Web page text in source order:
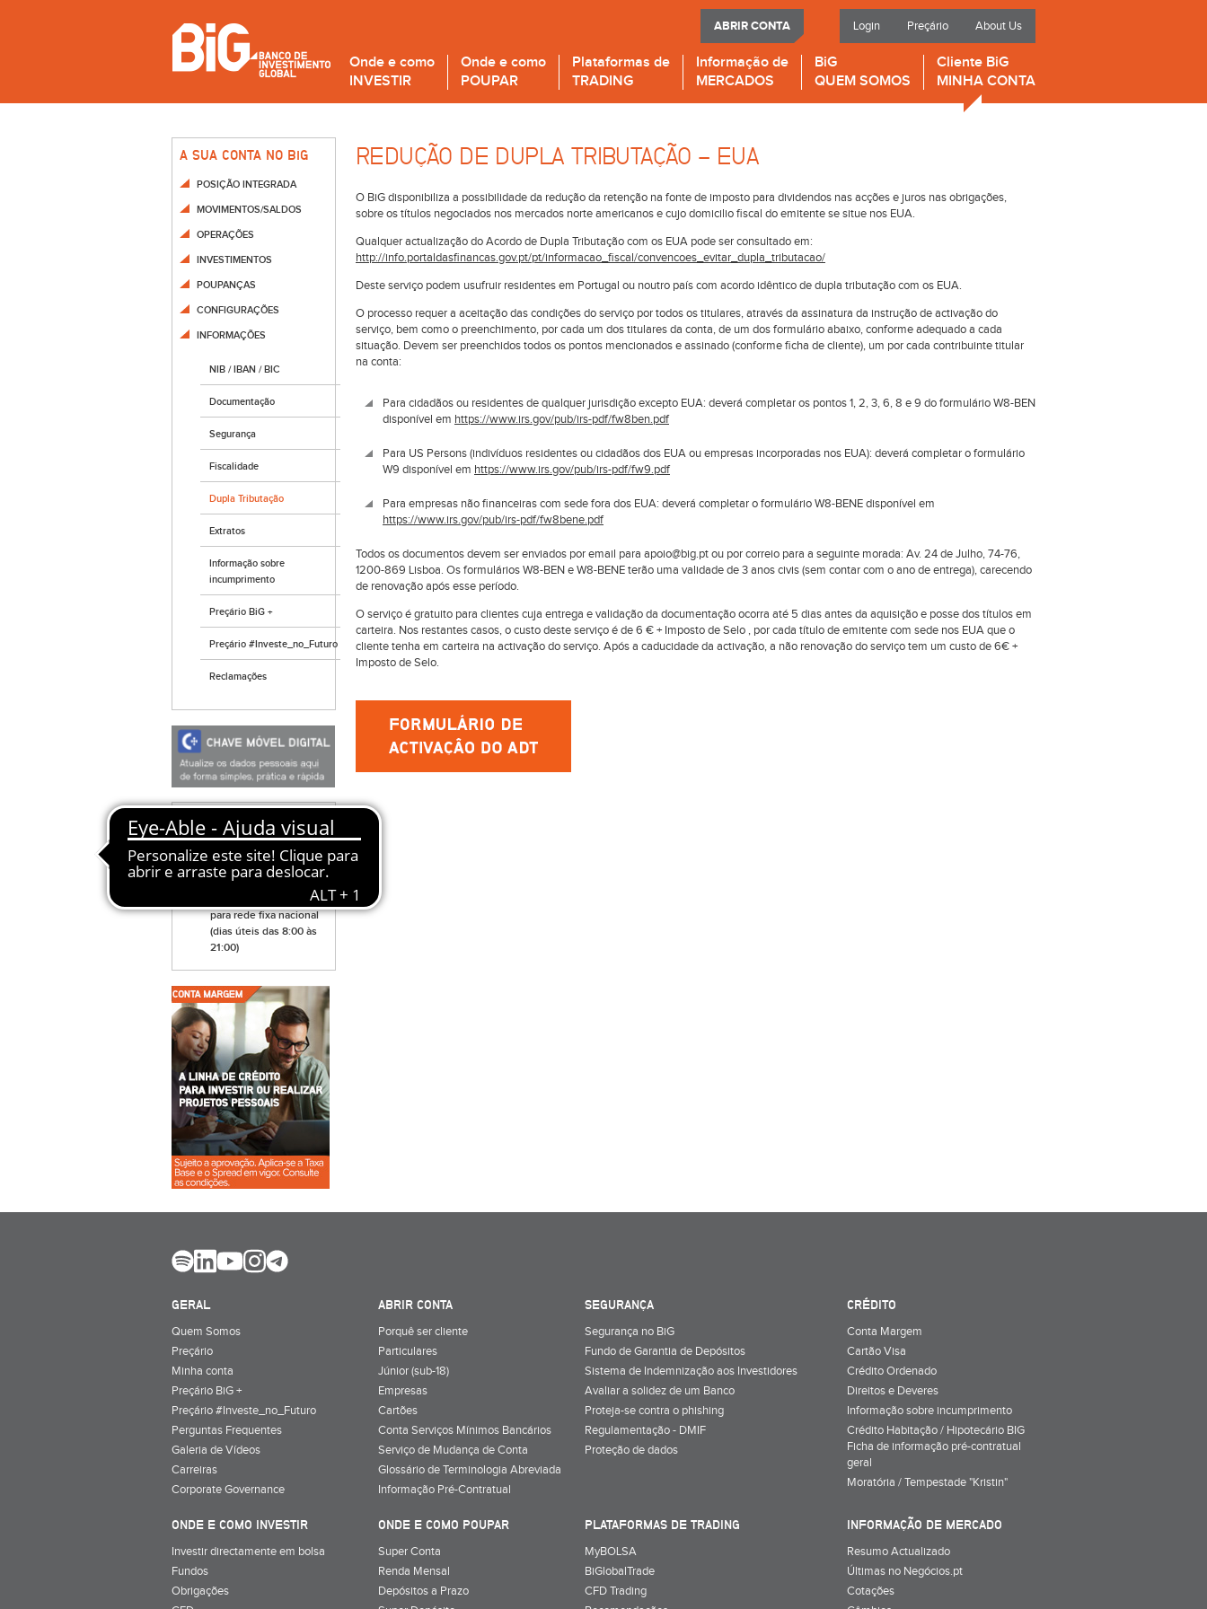
Login Preçário About Us
ABRIR CONTA
Onde e como
INVESTIR
Onde e como
POUPAR
Plataformas de
TRADING
Informação de
MERCADOS
BiG
QUEM SOMOS
Cliente BiG
MINHA CONTA
A SUA CONTA NO BiG
POSIÇÃO INTEGRADA
MOVIMENTOS/SALDOS
OPERAÇÕES
INVESTIMENTOS
POUPANÇAS
CONFIGURAÇÕES
INFORMAÇÕES
NIB / IBAN / BIC
Documentação
Segurança
Fiscalidade
Dupla Tributação
Extratos
Informação sobre
incumprimento
Preçário BiG +
Preçário #Investe_no_Futuro
Reclamações
FALE CONNOSCO
Agências
apoio@big.pt
213 305 377 - chamada
para rede fixa nacional
(dias úteis das 8:00 às
21:00)
REDUÇÃO DE DUPLA TRIBUTAÇÃO - EUA
O BiG disponibiliza a possibilidade da redução da retenção na fonte de imposto para dividendos nas acções e juros nas obrigações,
sobre os títulos negociados nos mercados norte americanos e cujo domicilio fiscal do emitente se situe nos EUA.
Qualquer actualização do Acordo de Dupla Tributação com os EUA pode ser consultado em:
http://info.portaldasfinancas.gov.pt/pt/informacao_fiscal/convencoes_evitar_dupla_tributacao/
Deste serviço podem usufruir residentes em Portugal ou noutro país com acordo idêntico de dupla tributação com os EUA.
O processo requer a aceitação das condições do serviço por todos os titulares, através da assinatura da instrução de activação do
serviço, bem como o preenchimento, por cada um dos titulares da conta, de um dos formulário abaixo, conforme adequado a cada
situação. Devem ser preenchidos todos os pontos mencionados e assinado (conforme ficha de cliente), um por cada contribuinte titular
na conta:
Para cidadãos ou residentes de qualquer jurisdição excepto EUA: deverá completar os pontos 1, 2, 3, 6, 8 e 9 do formulário W8-BEN
disponível em https://www.irs.gov/pub/irs-pdf/fw8ben.pdf
Para US Persons (indivíduos residentes ou cidadãos dos EUA ou empresas incorporadas nos EUA): deverá completar o formulário
W9 disponível em https://www.irs.gov/pub/irs-pdf/fw9.pdf
Para empresas não financeiras com sede fora dos EUA: deverá completar o formulário W8-BENE disponível em
https://www.irs.gov/pub/irs-pdf/fw8bene.pdf
Todos os documentos devem ser enviados por email para apoio@big.pt ou por correio para a seguinte morada: Av. 24 de Julho, 74-76,
1200-869 Lisboa. Os formulários W8-BEN e W8-BENE terão uma validade de 3 anos civis (sem contar com o ano de entrega), carecendo
de renovação após esse período.
O serviço é gratuito para clientes cuja entrega e validação da documentação ocorra até 5 dias antes da aquisição e posse dos títulos em
carteira. Nos restantes casos, o custo deste serviço é de 6 € + Imposto de Selo , por cada título de emitente com sede nos EUA que o
cliente tenha em carteira na activação do serviço. Após a caducidade da activação, a não renovação do serviço tem um custo de 6€ +
Imposto de Selo.
GERAL
Quem Somos
Preçário
Minha conta
Preçário BiG +
Preçário #Investe_no_Futuro
Perguntas Frequentes
Galeria de Vídeos
Carreiras
Corporate Governance
ABRIR CONTA
Porquê ser cliente
Particulares
Júnior (sub-18)
Empresas
Cartões
Conta Serviços Mínimos Bancários
Serviço de Mudança de Conta
Glossário de Terminologia Abreviada
Informação Pré-Contratual
SEGURANÇA
Segurança no BiG
Fundo de Garantia de Depósitos
Sistema de Indemnização aos Investidores
Avaliar a solidez de um Banco
Proteja-se contra o phishing
Regulamentação - DMIF
Proteção de dados
CRÉDITO
Conta Margem
Cartão Visa
Crédito Ordenado
Direitos e Deveres
Informação sobre incumprimento
Crédito Habitação / Hipotecário BIG
Ficha de informação pré-contratual
geral
Moratória / Tempestade "Kristin"
ONDE E COMO INVESTIR
Investir directamente em bolsa
Fundos
Obrigações
ONDE E COMO POUPAR
Super Conta
Renda Mensal
Depósitos a Prazo
PLATAFORMAS DE TRADING
MyBOLSA
BiGlobalTrade
CFD Trading
INFORMAÇÃO DE MERCADO
Resumo Actualizado
Últimas no Negócios.pt
Cotações